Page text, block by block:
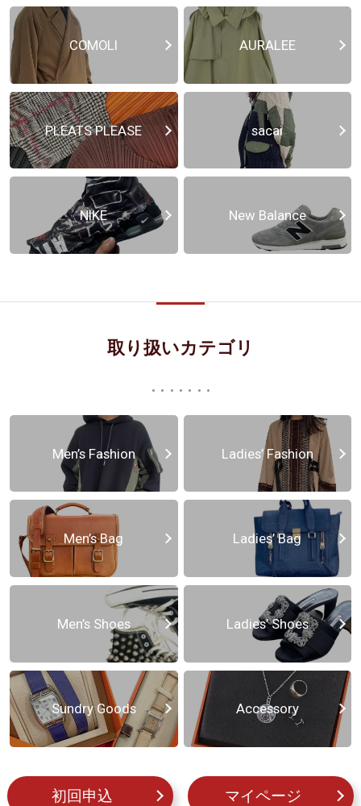
COMOLI AURALEE
PLEATS PLEASE sacai
NIKE New Balance
取り扱いカテゴリ
Men’s Fashion Ladies’ Fashion
Men’s Bag Ladies’ Bag
Men’s Shoes Ladies’ Shoes
Sundry Goods Accessory
初回申込 マイページ